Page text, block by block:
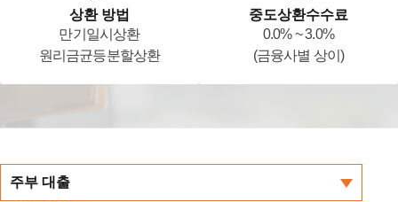
상환 방법
만기일시상환
원리금균등분할상환
중도상환수수료
0.0% ~ 3.0%
(금융사별 상이)
주부 대출